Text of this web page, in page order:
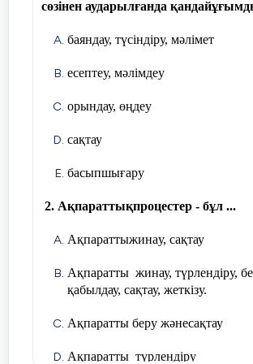
сөзінен аударылғанда
баяндау, түсіндіру, мәлімет
есептеу, мәлімдеу
орындау, өңдеу
сақтау
басыпшығару
2. Ақпараттықпроцестер - бұл ...
Ақпараттыжинау, сақтау
Ақпаратты жинау, түрлендіру,
қабылдау, сақтау, жеткізу.
Ақпаратты беру жәнесақтау
Ақпаратты түрлендіру